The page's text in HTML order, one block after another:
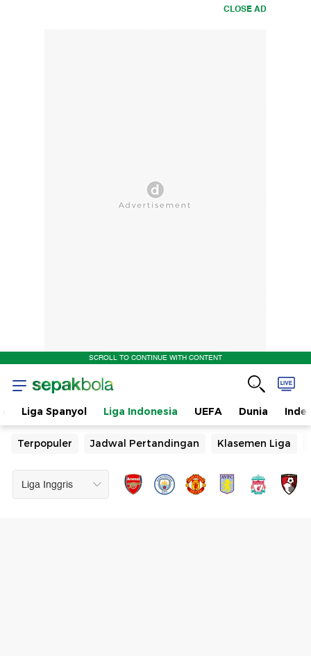
CLOSE AD
SCROLL TO CONTINUE WITH CONTENT
Liga Spanyol Liga Indonesia UEFA Dunia
Terpopuler Jadwal Pertandingan Klasemen Liga